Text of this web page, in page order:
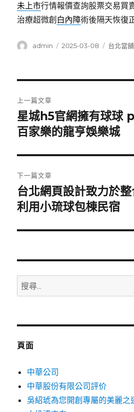
未上市行情報價查詢股票交易買
治療超微創 白內障術後隔天恢復
作
admin
發
2025-03-08
分
台北當舖
章
導
覽
上一篇文章
上
一
文
章:
星城h5官網擁有球球
百家樂的龍亨娛樂城
下一篇文章
下
一
文
台北網頁設計致力於
利用小琉球包棟民宿
搜
尋
鍵
頁面
中華公司
中華股份有限公司評价
吳紹琥為您開創專屬的美麗之